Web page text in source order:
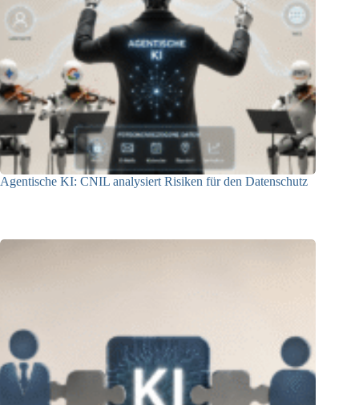
Agentische KI: CNIL analysiert Risiken für den Datenschutz